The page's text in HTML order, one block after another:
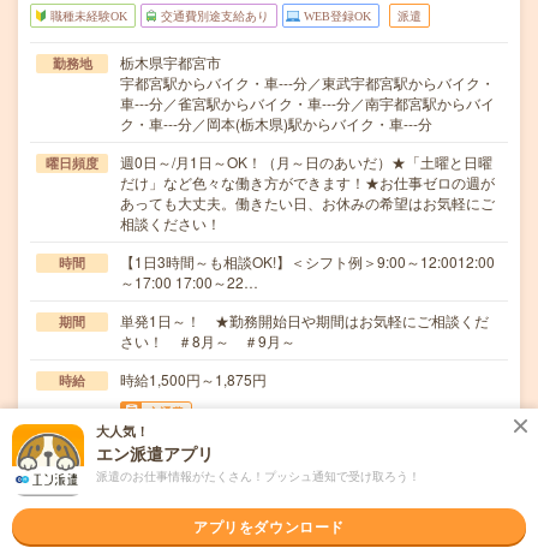
職種未経験OK 交通費別途支給あり WEB登録OK 派遣
勤務地
栃木県宇都宮市
宇都宮駅からバイク・車---分／東武宇都宮駅からバイク・
車---分／雀宮駅からバイク・車---分／南宇都宮駅からバイ
ク・車---分／岡本(栃木県)駅からバイク・車---分
曜日頻度
週0日～/月1日～OK！（月～日のあいだ）★「土曜と日曜
だけ」など色々な働き方ができます！★お仕事ゼロの週が
あっても大丈夫。働きたい日、お休みの希望はお気軽にご
相談ください！
時間
【1日3時間～も相談OK!】＜シフト例＞9:00～12:0012:00
～17:00 17:00～22…
期間
単発1日～！ ★勤務開始日や期間はお気軽にご相談くだ
さい！ ＃8月～ ＃9月～
時給 時給1,500円～1,875円
交通費
■ 交通費規定内支給 ※派遣先による
仕事内容
＼チラシの仕分け／＜とってもシンプルなので未経験でも
職種未経験OK / ブランクOK / パソコンスキル不要 / 英語力
大人気！
エン派遣アプリ
派遣のお仕事情報がたくさん！プッシュ通知で受け取ろう！
アプリをダウンロード